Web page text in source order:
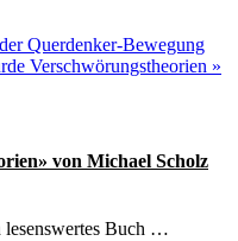
Querdenker-Bewegung
Verschwörungstheorien »
von Michael Scholz
lesenswertes Buch …